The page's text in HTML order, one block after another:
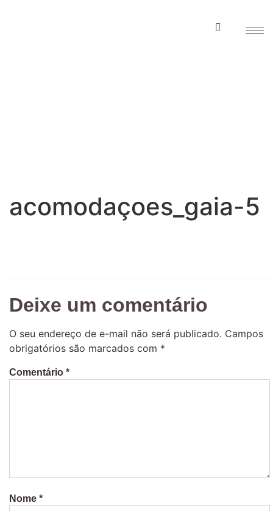
acomodaçoes_gaia-5
Deixe um comentário
O seu endereço de e-mail não será publicado. Campos
obrigatórios são marcados com *
Comentário *
Nome *